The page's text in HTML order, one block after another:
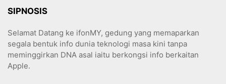
SIPNOSIS
Selamat Datang ke ifonMY, gedung yang memaparkan
segala bentuk info dunia teknologi masa kini tanpa
meminggirkan DNA asal iaitu berkongsi info berkaitan
Apple.